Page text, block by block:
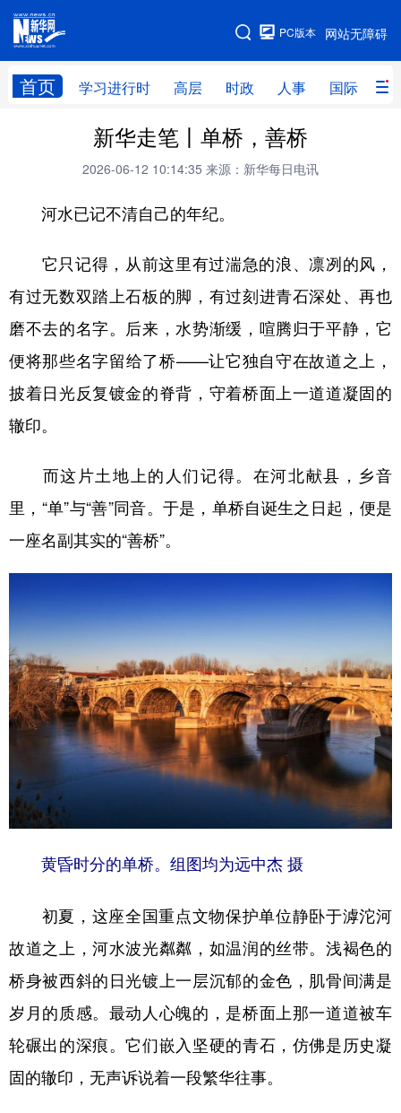
网站无障碍
PC版本
首页 学习进行时 高层 时政 人事 国际 财
网站地图
高层 时政
财经 网评
台湾 思客智库
文化 书画 健康 军事
访谈 视频 图片 政务
法律 中央文件 金融 汽车
食品 人居 信息化 数字经济
学术中国
城市 旅游 能源 会展
彩票 娱乐 时尚 悦读
公益 一带一路
地方频道
北京 天津 河北 山西
辽宁 吉林 上海 江苏
安徽 福建 江西
山东 湖南
陕西 甘肃 青海 宁夏
新疆 内蒙古 黑龙江
多语种频道
English Español Français
新华走笔丨单桥，善桥
2026-06-12 10:14:35 来源：新华每日电讯
河水已记不清自己的年纪。
它只记得，从前这里有过湍急的浪、凛冽的风，
有过无数双踏上石板的脚，有过刻进青石深处、再也
磨不去的名字。后来，水势渐缓，喧腾归于平静，它
便将那些名字留给了桥——让它独自守在故道之上，
披着日光反复镀金的脊背，守着桥面上一道道凝固的
辙印。
而这片土地上的人们记得。在河北献县，乡音
里，“单”与“善”同音。于是，单桥自诞生之日起，便是
一座名副其实的“善桥”。
黄昏时分的单桥。组图均为远中杰 摄
初夏，这座全国重点文物保护单位静卧于滹沱河
故道之上，河水波光粼粼，如温润的丝带。浅褐色的
桥身被西斜的日光镀上一层沉郁的金色，肌骨间满是
岁月的质感。最动人心魄的，是桥面上那一道道被车
轮碾出的深痕。它们嵌入坚硬的青石，仿佛是历史凝
固的辙印，无声诉说着一段繁华往事。